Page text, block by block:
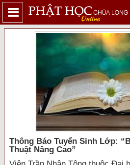
Thông Báo Tuyển Sinh Lớp:
Thuật Nâng Cao”